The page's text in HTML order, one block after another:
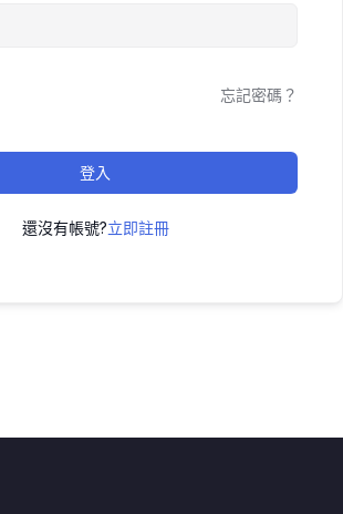
忘記密碼？
登入
還沒有帳號?立即註冊